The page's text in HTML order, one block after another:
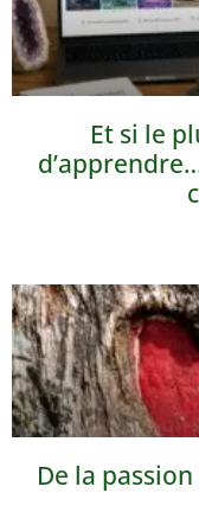
Et si le
De la